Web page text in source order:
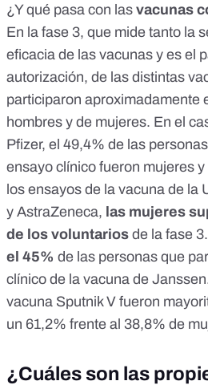
¿Y qué pasa con las vacunas
En la fase 3, que mide tanto la
eficacia de las vacunas y es el
autorización, de las distintas
participaron aproximadamente
hombres y de mujeres. En el
Pfizer, el 49,4% de las
ensayo clínico fueron mujeres
los ensayos de la vacuna de la
y AstraZeneca, las mujeres
de los voluntarios de la fase
el 45% de las personas que
clínico de la vacuna de Janssen
vacuna Sputnik V fueron
un 61,2% frente al 38,8% de
¿Cuáles son las